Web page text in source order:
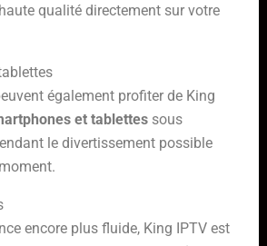
qualité directement sur votre
également profiter de King
et tablettessous
le divertissement possible
encore plus fluide, King IPTV est